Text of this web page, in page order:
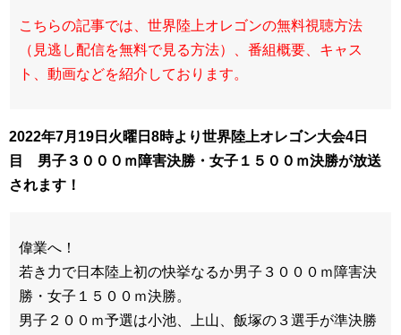
こちらの記事では、世界陸上オレゴンの無料視聴方法
（見逃し配信を無料で見る方法）、番組概要、キャス
ト、動画などを紹介しております。
2022年7月19日火曜日8時より世界陸上オレゴン大会4日
目 男子３０００ｍ障害決勝・女子１５００ｍ決勝が放送
されます！
偉業へ！
若き力で日本陸上初の快挙なるか男子３０００ｍ障害決
勝・女子１５００ｍ決勝。
男子２００ｍ予選は小池、上山、飯塚の３選手が準決勝